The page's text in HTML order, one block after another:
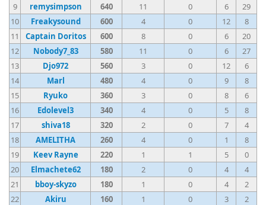
9 remysimpson 640 11 0 6
29
10
Freakysound 600 4 0 12
8
11
Captain Doritos 600 8 0 6
20
12
Nobody7_83 580 11 0 6
27
13
Djo972 560 3 0 12
6
14
Marl 480 4 0 9
8
15
Ryuko 360 3 0 8
6
16
Edolevel3 340 4 0 5
8
17
shiva18 320 2 0 7
4
18
AMELITHA 260 4 0 1
8
19
Keev Rayne 220 1 1 5
0
20
Elmachete62 180 2 0 4
4
21
bboy-skyzo 180 1 0 4
2
22
Akiru 160 1 0 3
2